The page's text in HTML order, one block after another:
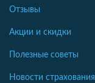
Отзывы
Акции и скидки
Полезные советы
Новости страхования